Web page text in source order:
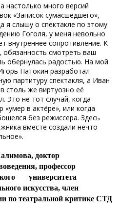
настолько много версий
«Записок сумасшедшего»,
я слышу о спектакле по этому
Гоголя, у меня невольно
внутреннее сопротивление. К
обязанность смотреть ваш
обернулась радостью. На мой
Патокин разработал
партитуру спектакля, а Иван
столь же виртуозно её
Это не тот случай, когда
«умер в актёре», или когда
без режиссера. Здесь
вместе создали нечто
доктор
профессор
университета
искусства, член
по театральной критике СТД